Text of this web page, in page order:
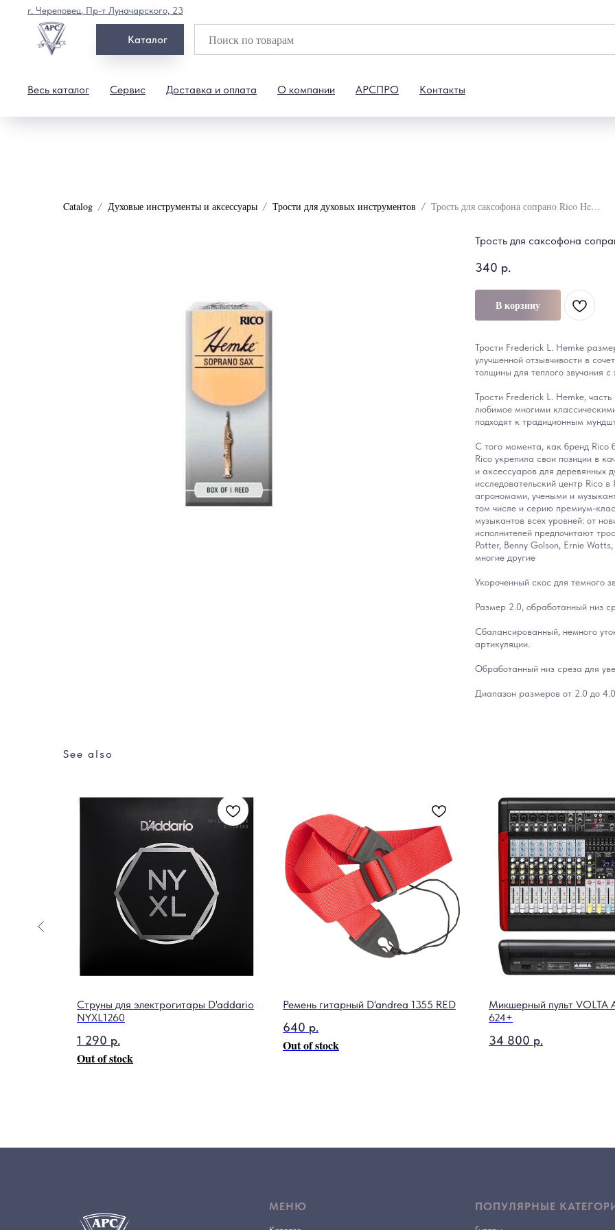
Каталог
Весь каталог Сервис Доставка и оплата О компании АРСПРО Контакты
г. Череповец, Пр-т Луначарского, 23
Catalog Духовые инструменты и аксессуары Трости для духовых инструментов Трость для саксофона сопрано Rico Hemke 2 "
Трость для саксофона
340 р.
В корзину
Трости Frederick L. Hemke
улучшенной отзывчивости в
толщины для теплого звучания
Трости Frederick L. Hemke,
любимое многими
подходят к традиционным
С того момента, как бренд Rico
Rico укрепила свои позиции в
и аксессуаров для деревянных
исследовательский центр Rico
агрономами, учеными и
том числе и серию премиум-
музыкантов всех уровней: от
исполнителей предпочитают
Potter, Benny Golson, Ernie
многие другие
Укороченный скос для темного
Размер 2.0, обработанный низ
Сбалансированный, немного
артикуляции.
Обработанный низ среза для
Диапазон размеров от 2.0 до
See also
Струны для электрогитары D'addario
NYXL1260
1 290 р.
Out of stock
Ремень гитарный D'andrea 1355 RED
640 р.
Out of stock
Микшерный пульт VOLTA
624+
34 800 р.
МЕНЮ ПОПУЛЯРНЫЕ